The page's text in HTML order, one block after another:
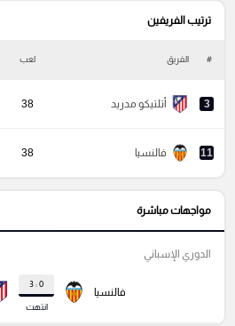
ترتيب الفريفين
# الفريق لعب
3 أتلتيكو مدريد 38
11 فالنسيا 38
مواجهات مباشرة
فالنسيا
0 : 3
انتهت
الدوري الإسباني